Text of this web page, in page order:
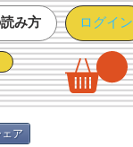
み方 ログイン
ェア